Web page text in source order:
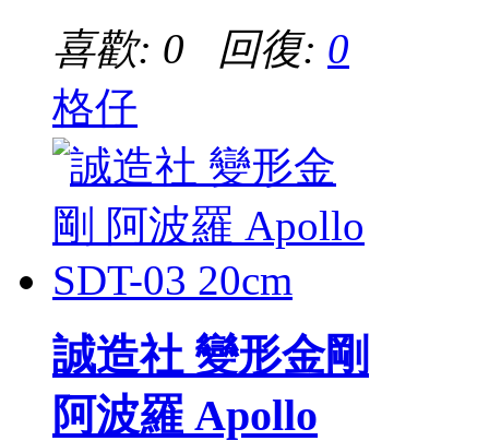
喜歡: 0 回復: 0
格仔
誠造社 變形金剛
阿波羅 Apollo